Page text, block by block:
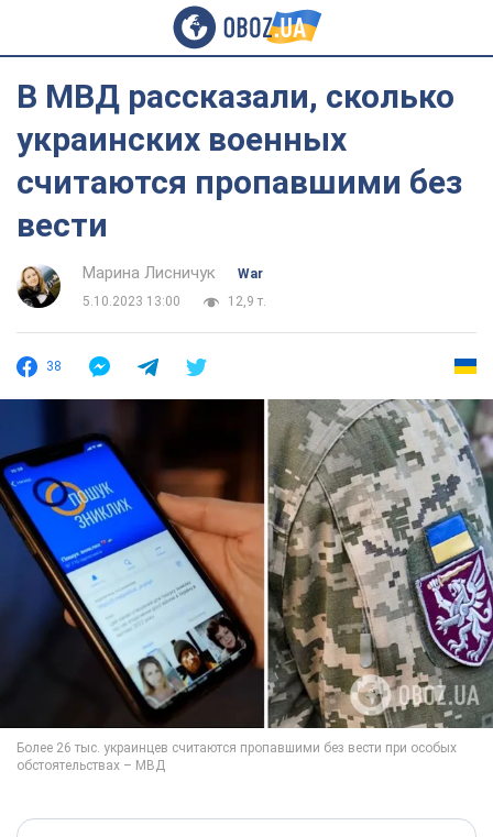
В МВД рассказали, сколько
украинских военных
считаются пропавшими без
вести
Марина Лисничук
War
5.10.2023 13:00
12,9 т.
38